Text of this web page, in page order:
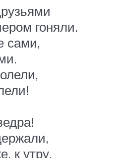
гоняли.
сами,
к утру,